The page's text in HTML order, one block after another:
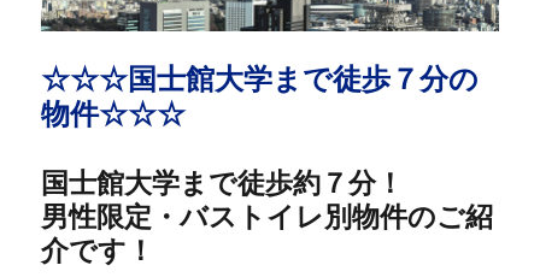
☆☆☆国士館大学まで徒歩７分の
物件☆☆☆
国士館大学まで徒歩約７分！
男性限定・バストイレ別物件のご紹
介です！